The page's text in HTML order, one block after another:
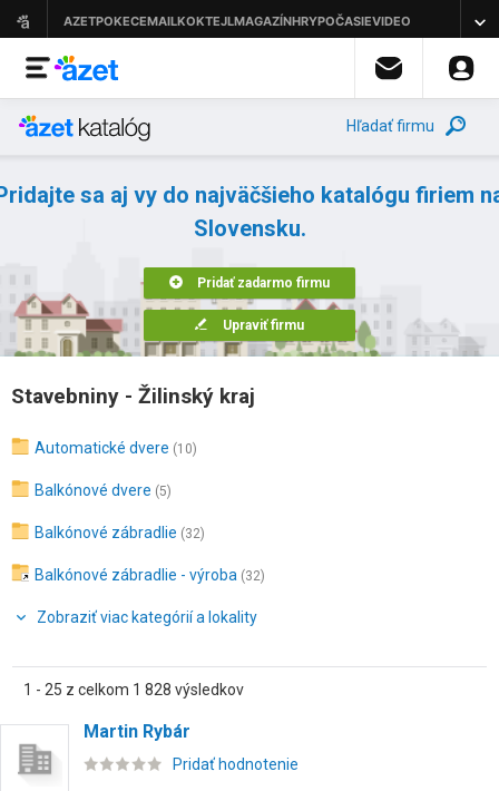
Hľadať firmu
sa aj vy do najväčšieho katalógu firiem
Slovensku.
Pridať zadarmo firmu
Upraviť firmu
Stavebniny - Žilinský kraj
Automatické dvere (10)
Balkónové dvere (5)
Balkónové zábradlie (32)
Balkónové zábradlie - výroba (32)
Zobraziť viac kategórií a lokality
1 - 25 z celkom 1 828 výsledkov
Martin Rybár
Pridať hodnotenie